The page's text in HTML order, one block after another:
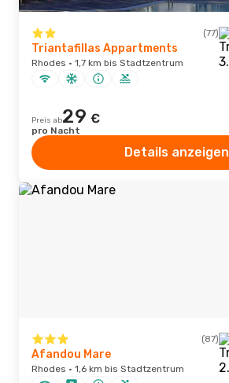
(77)
Triantafillas Appartments
Rhodes · 1,7 km bis Stadtzentrum
Preis ab29 €
pro Nacht
Details anzeigen
(87)
Afandou Mare
Rhodes · 1,6 km bis Stadtzentrum